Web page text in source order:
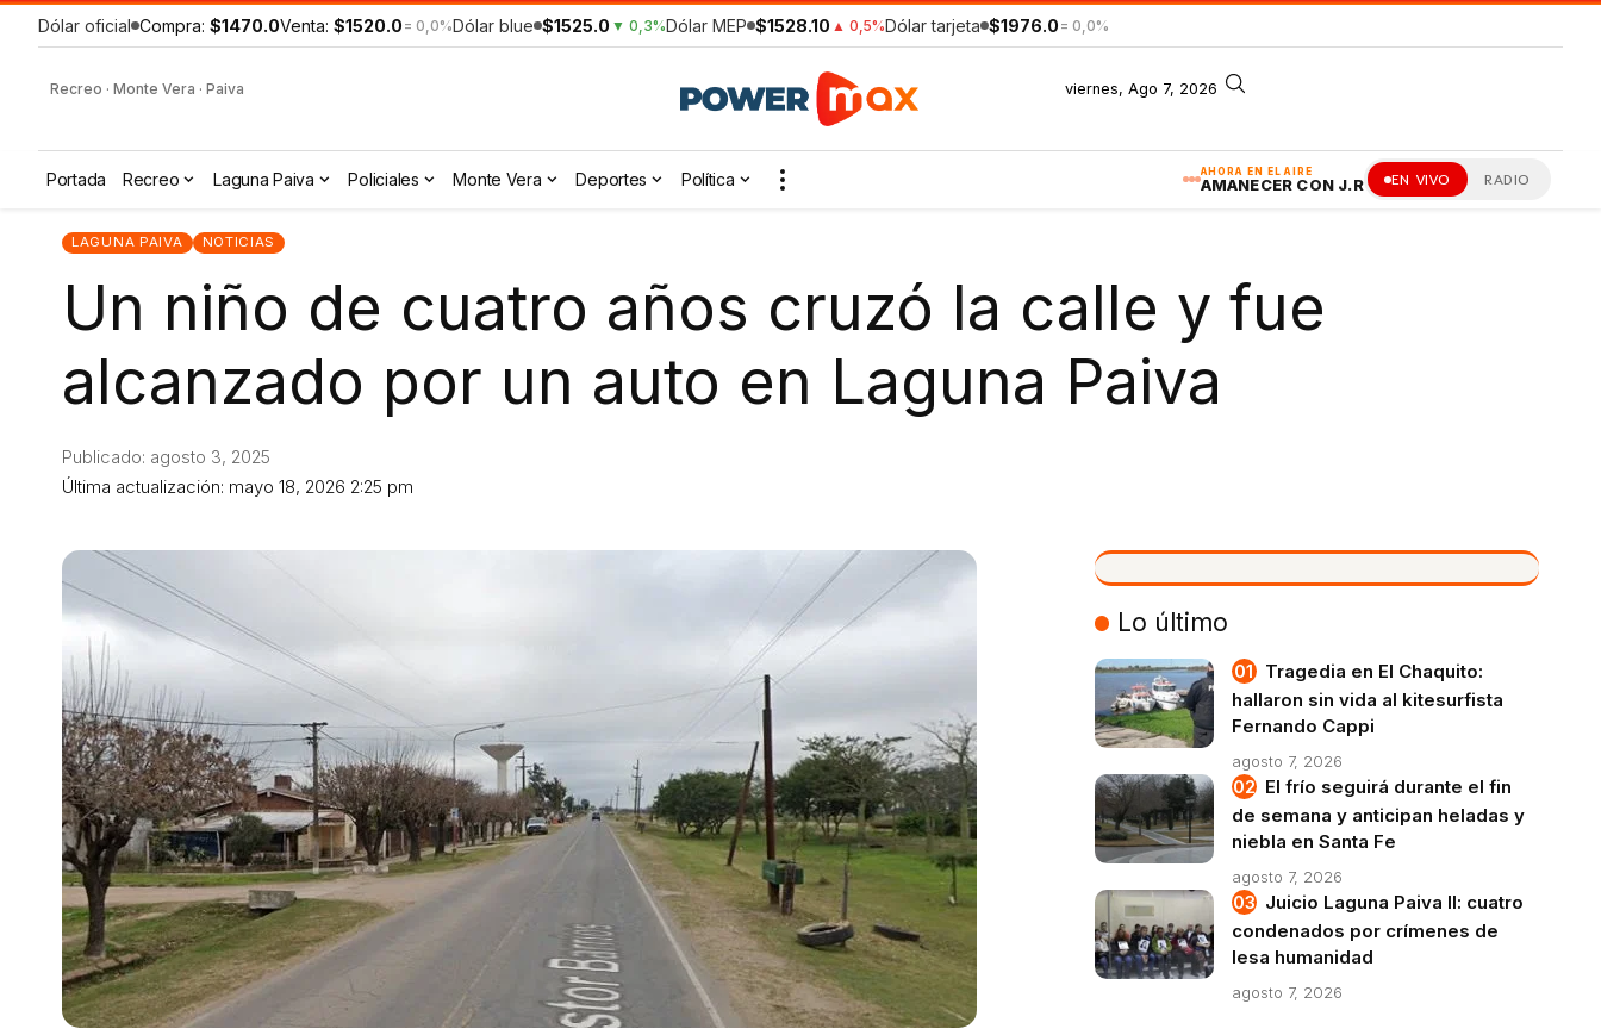
Dólar oficial Compra: $1470.0Venta: $1520.0 = 0,0%Dólar blue $1525.0 ▼ 0,3%Dólar MEP $1528.10 ▲ 0,5%Dólar tarjeta $1976.0 = 0,0%
Recreo · Monte Vera · Paiva viernes, Ago 7, 2026
AHORA EN EL AIRE
AMANECER CON J.R EN VIVO RADIO
Portada Recreo Laguna Paiva Policiales Monte Vera Deportes Política
LAGUNA PAIVA NOTICIAS
Un niño de cuatro años cruzó la calle y fue
alcanzado por un auto en Laguna Paiva
Última actualización: mayo 18, 2026 2:25 pm
Publicado: agosto 3, 2025
VIVO
Lo último
Tragedia en El Chaquito:
hallaron sin vida al kitesurfista
Fernando Cappi
agosto 7, 2026
El frío seguirá durante el fin
de semana y anticipan heladas y
niebla en Santa Fe
agosto 7, 2026
Juicio Laguna Paiva II: cuatro
condenados por crímenes de
lesa humanidad
agosto 7, 2026